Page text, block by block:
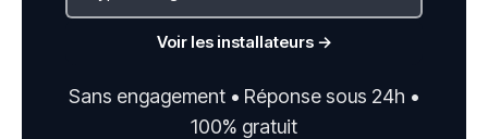
Voir les installateurs →
Sans engagement • Réponse sous 24h •
100% gratuit